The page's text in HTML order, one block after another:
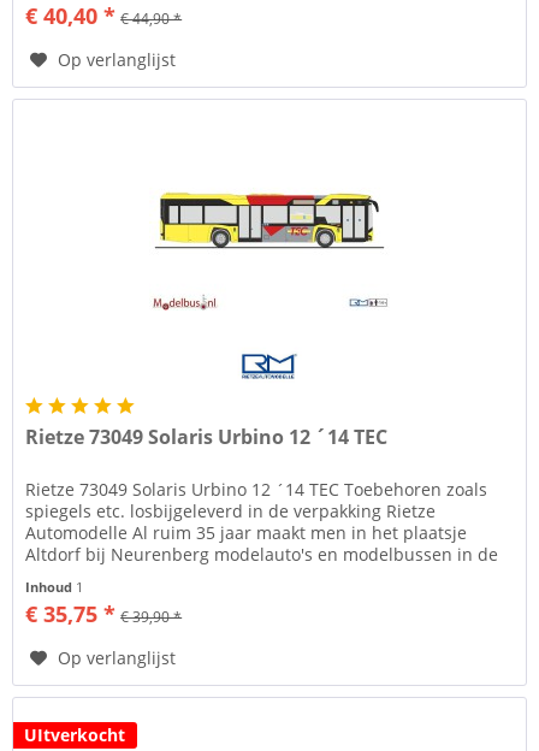
€ 40,40 * € 44,90 *
Op verlanglijst
Rietze 73049 Solaris Urbino 12 ´14 TEC
Rietze 73049 Solaris Urbino 12 ´14 TEC Toebehoren zoals
spiegels etc. losbijgeleverd in de verpakking Rietze
Automodelle Al ruim 35 jaar maakt men in het plaatsje
Altdorf bij Neurenberg modelauto's en modelbussen in de
Inhoud 1
€ 35,75 * € 39,90 *
Op verlanglijst
UItverkocht